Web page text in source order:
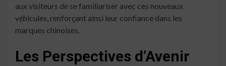
aux visiteurs de se familiariser avec ces nouveaux
véhicules, renforçant ainsi leur confiance dans les
marques chinoises.
Les Perspectives d’Avenir